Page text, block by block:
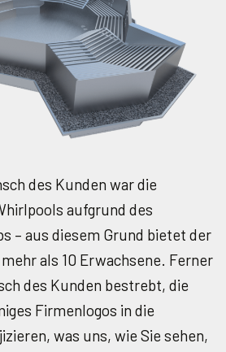
des Kunden war die
aufgrund des
– aus diesem Grund bietet der
als 10 Erwachsene. Ferner
des Kunden bestrebt, die
Firmenlogos in die
was uns, wie Sie sehen,